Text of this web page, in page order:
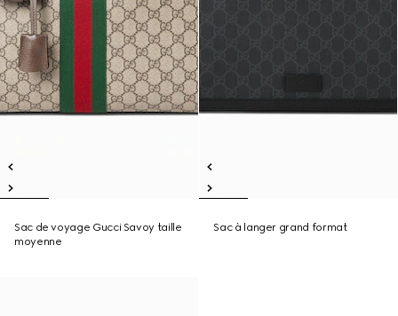
Sac de voyage Gucci Savoy taille
moyenne
Sac à langer grand format